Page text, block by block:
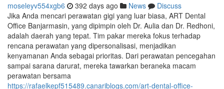
moseleyv554xgb6 392 days ago News
Discuss
Jika Anda mencari perawatan gigi yang luar biasa, ART Dental
Office Banjarmasin, yang dipimpin oleh Dr. Aulia dan Dr. Redhoni,
adalah daerah yang tepat. Tim pakar mereka fokus terhadap
rencana perawatan yang dipersonalisasi, menjadikan
kenyamanan Anda sebagai prioritas. Dari perawatan pencegahan
sampai sarana darurat, mereka tawarkan beraneka macam
perawatan bersama
https://rafaelkepf515489.canariblogs.com/art-dental-office-